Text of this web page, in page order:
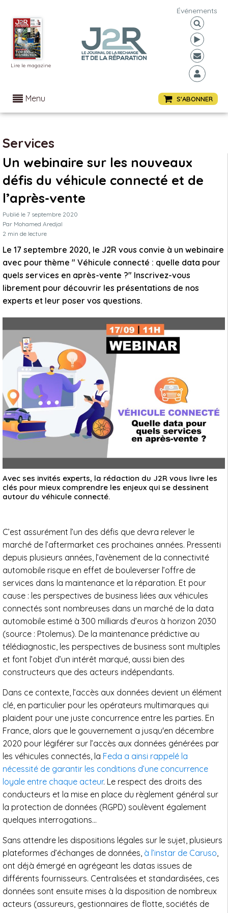
Lire le magazine
Événements
Menu S'ABONNER
Services
Un webinaire sur les nouveaux
défis du véhicule connecté et de
l’après-vente
Publié le 7 septembre 2020
Par Mohamed Aredjal
2 min de lecture
Le 17 septembre 2020, le J2R vous convie à un webinaire
avec pour thème " Véhicule connecté : quelle data pour
quels services en après-vente ?" Inscrivez-vous
librement pour découvrir les présentations de nos
experts et leur poser vos questions.
Avec ses invités experts, la rédaction du J2R vous livre les
clés pour mieux comprendre les enjeux qui se dessinent
autour du véhicule connecté.
C’est assurément l’un des défis que devra relever le
marché de l’aftermarket ces prochaines années. Pressenti
depuis plusieurs années, l’avènement de la connectivité
automobile risque en effet de bouleverser l’offre de
services dans la maintenance et la réparation. Et pour
cause : les perspectives de business liées aux véhicules
connectés sont nombreuses dans un marché de la data
automobile estimé à 300 milliards d’euros à horizon 2030
(source : Ptolemus). De la maintenance prédictive au
télédiagnostic, les perspectives de business sont multiples
et font l’objet d’un intérêt marqué, aussi bien des
constructeurs que des acteurs indépendants.
Dans ce contexte, l’accès aux données devient un élément
clé, en particulier pour les opérateurs multimarques qui
plaident pour une juste concurrence entre les parties. En
France, alors que le gouvernement a jusqu'en décembre
2020 pour légiférer sur l’accès aux données générées par
les véhicules connectés, la Feda a ainsi rappelé la
nécessité de garantir les conditions d’une concurrence
loyale entre chaque acteur. Le respect des droits des
conducteurs et la mise en place du règlement général sur
la protection de données (RGPD) soulèvent également
quelques interrogations…
Sans attendre les dispositions légales sur le sujet, plusieurs
plateformes d’échanges de données, à l’instar de Caruso,
ont déjà émergé en agrégeant les datas issues de
différents fournisseurs. Centralisées et standardisées, ces
données sont ensuite mises à la disposition de nombreux
acteurs (assureurs, gestionnaires de flotte, sociétés de